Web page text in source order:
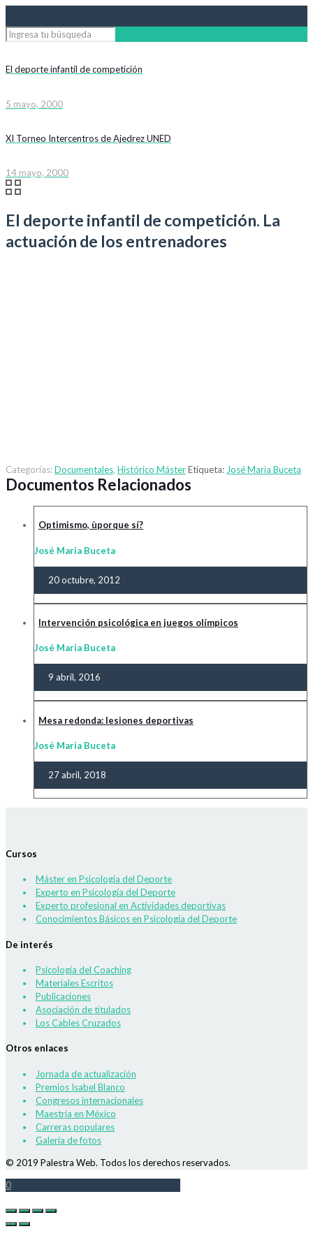
El deporte infantil de competición
5 mayo, 2000
XI Torneo Intercentros de Ajedrez UNED
14 mayo, 2000
El deporte infantil de competición. La
actuación de los entrenadores
Categorías:Documentales, Histórico MásterEtiqueta: José Maria Buceta
Documentos Relacionados
Optimismo, ùporque sí?
José Maria Buceta
20 octubre, 2012
Intervención psicológica en juegos olímpicos
José Maria Buceta
9 abril, 2016
Mesa redonda: lesiones deportivas
José Maria Buceta
27 abril, 2018
Cursos
Máster en Psicología del Deporte
Experto en Psicología del Deporte
Experto profesional en Actividades deportivas
Conocimientos Básicos en Psicología del Deporte
De interés
Psicología del Coaching
Materiales Escritos
Publicaciones
Asociación de titulados
Los Cables Cruzados
Otros enlaces
Jornada de actualización
Premios Isabel Blanco
Congresos internacionales
Maestría en México
Carreras populares
Galería de fotos
© 2019 Palestra Web. Todos los derechos reservados.
0